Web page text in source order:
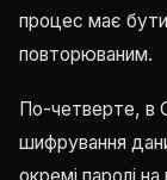
процес має бути
повторюваним.
По-четверте, в
шифрування